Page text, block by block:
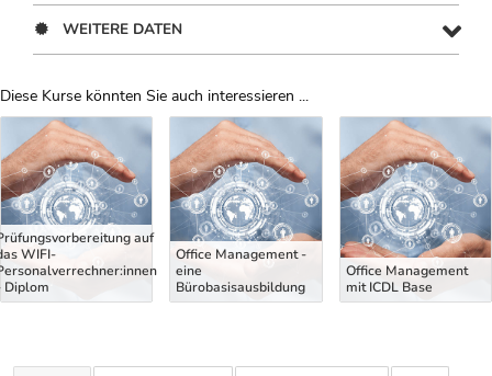
WEITERE DATEN
Diese Kurse könnten Sie auch interessieren ...
Uber Weiterbildungsvorschläge
auf
WIFI-
Diplom
Office Management -
eine
Bürobasisausbildung
Office Management
mit ICDL Base